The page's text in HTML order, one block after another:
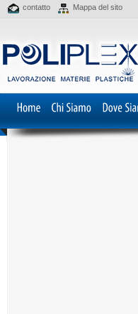
contatto Mappa del sito